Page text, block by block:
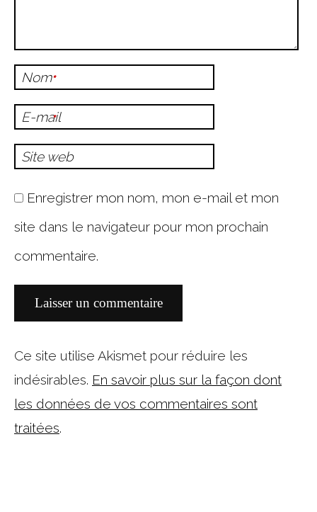
Nom*
E-mail
*
Site web
Enregistrer mon nom, mon e-mail et mon
site dans le navigateur pour mon prochain
commentaire.
Ce site utilise Akismet pour réduire les
indésirables. En savoir plus sur la façon dont
les données de vos commentaires sont
traitées.